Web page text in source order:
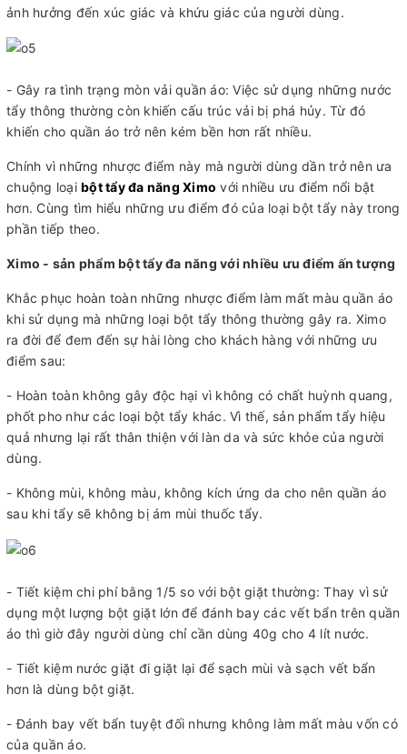
ảnh hưởng đến xúc giác và khứu giác của người dùng.
- Gây ra tình trạng mòn vải quần áo: Việc sử dụng những nước
tẩy thông thường còn khiến cấu trúc vải bị phá hủy. Từ đó
khiến cho quần áo trở nên kém bền hơn rất nhiều.
Chính vì những nhược điểm này mà người dùng dần trở nên ưa
chuộng loại bột tẩy đa năng Ximo với nhiều ưu điểm nổi bật
hơn. Cùng tìm hiểu những ưu điểm đó của loại bột tẩy này trong
phần tiếp theo.
Ximo - sản phẩm bột tẩy đa năng với nhiều ưu điểm ấn tượng
Khắc phục hoàn toàn những nhược điểm làm mất màu quần áo
khi sử dụng mà những loại bột tẩy thông thường gây ra. Ximo
ra đời để đem đến sự hài lòng cho khách hàng với những ưu
điểm sau:
- Hoàn toàn không gây độc hại vì không có chất huỳnh quang,
phốt pho như các loại bột tẩy khác. Vì thế, sản phẩm tẩy hiệu
quả nhưng lại rất thân thiện với làn da và sức khỏe của người
dùng.
- Không mùi, không màu, không kích ứng da cho nên quần áo
sau khi tẩy sẽ không bị ám mùi thuốc tẩy.
- Tiết kiệm chi phí bằng 1/5 so với bột giặt thường: Thay vì sử
dụng một lượng bột giặt lớn để đánh bay các vết bẩn trên quần
áo thì giờ đây người dùng chỉ cần dùng 40g cho 4 lít nước.
- Tiết kiệm nước giặt đi giặt lại để sạch mùi và sạch vết bẩn
hơn là dùng bột giặt.
- Đánh bay vết bẩn tuyệt đối nhưng không làm mất màu vốn có
của quần áo.